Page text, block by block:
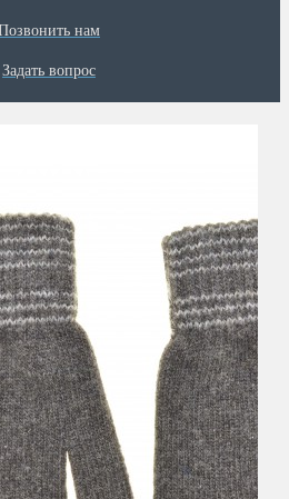
нам
Задать вопрос